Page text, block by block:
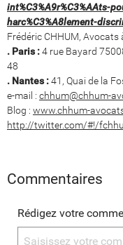
int%C3%A9r%C3%AAts-
harc%C3%A8lement-
Frédéric CHHUM,
. Paris :4 rue Bayard
48
. Nantes :41, Quai de la
e-mail : chhum@chhum-
Blog : www.chhum-
http://twitter.com/#!/
Commentaires
Rédigez votre